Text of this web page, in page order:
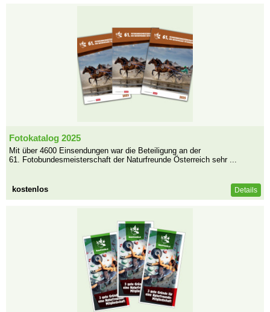
Fotokatalog 2025
Mit über 4600 Einsendungen war die Beteiligung an der
61. Fotobundesmeisterschaft der Naturfreunde Österreich sehr ...
kostenlos Details